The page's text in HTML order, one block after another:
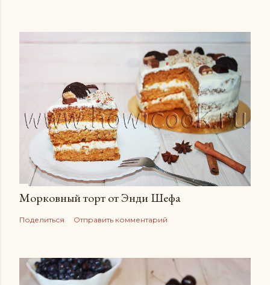
Морковный торт от Энди Шефа
Поделиться Отправить комментарий